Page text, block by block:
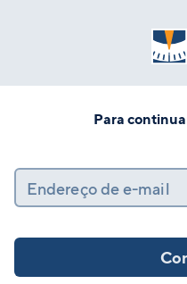
Para
Endereço de e-mail